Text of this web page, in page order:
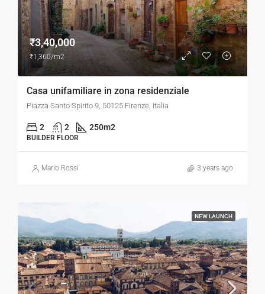
₹3,40,000
₹1,360/m2
Casa unifamiliare in zona residenziale
Piazza Santo Spirito 9, 50125 Firenze, Italia
2 2 250m2
BUILDER FLOOR
Mario Rossi 3 years ago
NEW LAUNCH